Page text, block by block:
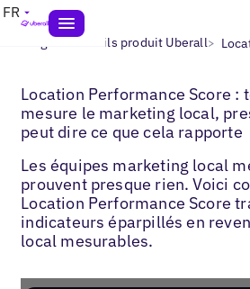
FR
Blogs> Conseils produit Uberall>
Location Performance Score :
mesure le marketing local,
peut dire ce que cela rapporte
Les équipes marketing local
prouvent presque rien. Voici
Location Performance Score
indicateurs éparpillés en
local mesurables.